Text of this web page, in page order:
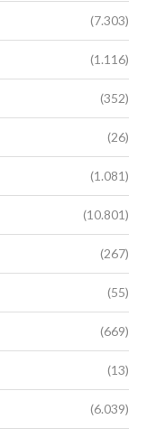
(7.303)
(1.116)
(352)
(26)
(1.081)
(10.801)
(267)
(55)
(669)
(13)
(6.039)